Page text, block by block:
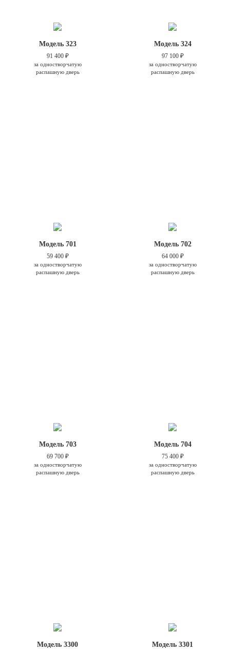
Модель 323
91 400 ₽
за одностворчатую
распашную дверь
Модель 324
97 100 ₽
за одностворчатую
распашную дверь
Модель 701
59 400 ₽
за одностворчатую
распашную дверь
Модель 702
64 000 ₽
за одностворчатую
распашную дверь
Модель 703
69 700 ₽
за одностворчатую
распашную дверь
Модель 704
75 400 ₽
за одностворчатую
распашную дверь
Модель 3300 Модель 3301